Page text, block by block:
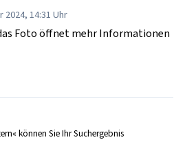
2024, 14:31 Uhr
Foto öffnet mehr Informationen
können Sie Ihr Suchergebnis